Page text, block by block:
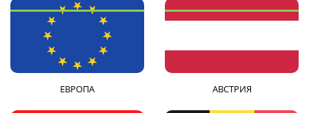
ЕВРОПА АВСТРИЯ